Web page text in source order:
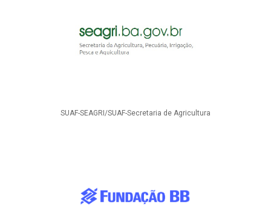
SUAF-SEAGRI/SUAF-Secretaria de Agricultura